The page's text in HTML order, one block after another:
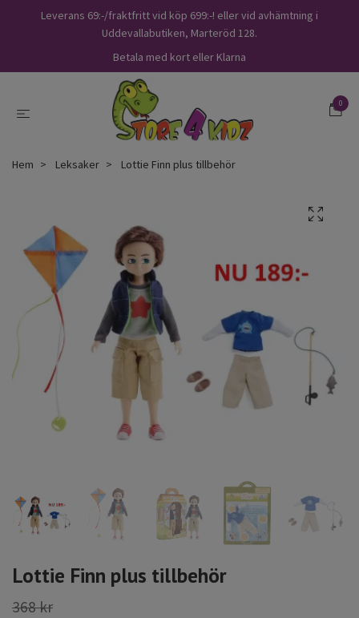
Leverans 69:-/fraktfritt vid köp 699:-! eller vid avhämtning i
Uddevallabutiken, Marteröd 128.
Betala med kort eller Klarna
0
Hem Leksaker Lottie Finn plus tillbehör
Lottie Finn plus tillbehör
368 kr